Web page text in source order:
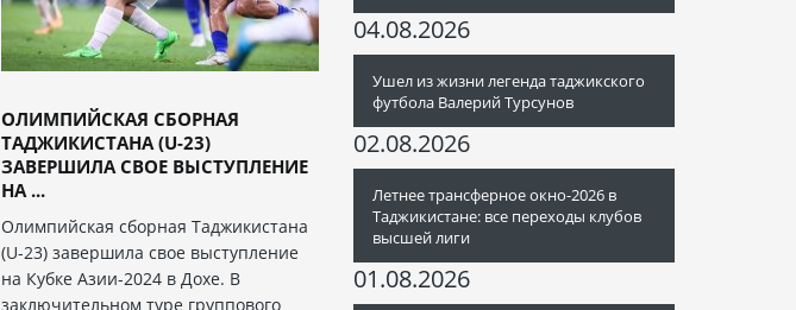
ОЛИМПИЙСКАЯ СБОРНАЯ
ТАДЖИКИСТАНА (U-23)
ЗАВЕРШИЛА СВОЕ ВЫСТУПЛЕНИЕ
НА ...
Олимпийская сборная Таджикистана
(U-23) завершила свое выступление
на Кубке Азии-2024 в Дохе. В
заключительном туре группового
04.08.2026
Ушел из жизни легенда таджикского
футбола Валерий Турсунов
02.08.2026
Летнее трансферное окно-2026 в
Таджикистане: все переходы клубов
высшей лиги
01.08.2026